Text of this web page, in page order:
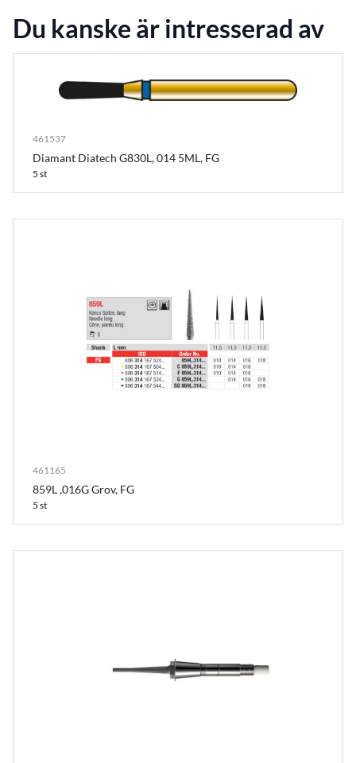
Du kanske är intresserad av
461537
Diamant Diatech G830L, 014 5ML, FG
5 st
461165
859L ,016G Grov, FG
5 st